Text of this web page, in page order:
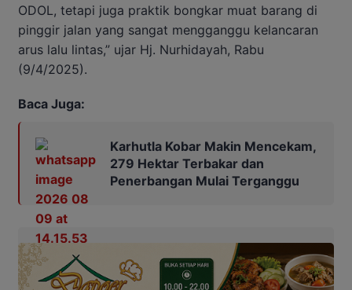
ODOL, tetapi juga praktik bongkar muat barang di
pinggir jalan yang sangat mengganggu kelancaran
arus lalu lintas,” ujar Hj. Nurhidayah, Rabu
(9/4/2025).
Baca Juga:
Karhutla Kobar Makin Mencekam,
279 Hektar Terbakar dan
Penerbangan Mulai Terganggu